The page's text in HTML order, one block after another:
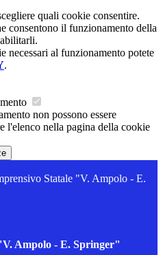
quali cookie consentire.
consentono il funzionamento della
necessari al funzionamento potete
.
non possono essere
l'elenco nella pagina della cookie
Statale "V. Ampolo - E.
Ampolo - E. Springer"